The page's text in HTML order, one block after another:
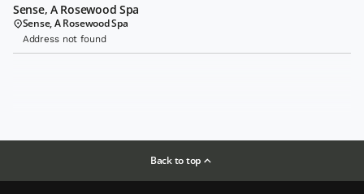
Sense, A Rosewood Spa
Sense, A Rosewood Spa
Address not found
Back to top